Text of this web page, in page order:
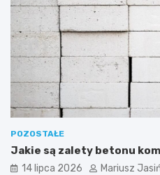
POZOSTAŁE
Jakie są zalety betonu
14 lipca 2026 Mariusz